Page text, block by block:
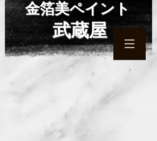
金箔美ペイント
武蔵屋